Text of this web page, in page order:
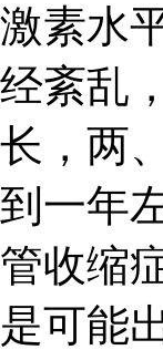
激素水
经紊乱
长，两
到一年
管收缩
是可能